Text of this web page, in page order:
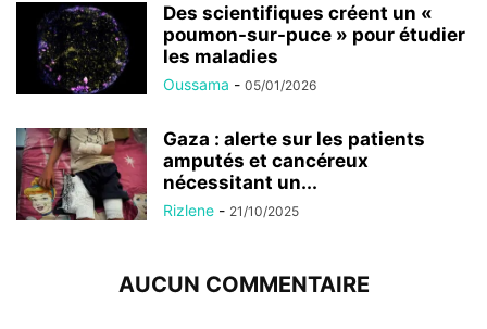
Des scientifiques créent un «
poumon-sur-puce » pour étudier
les maladies
Oussama - 05/01/2026
Gaza : alerte sur les patients
amputés et cancéreux
nécessitant un...
Rizlene - 21/10/2025
AUCUN COMMENTAIRE